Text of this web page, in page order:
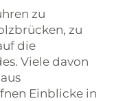
zu
zu
die
Viele davon
Einblicke in